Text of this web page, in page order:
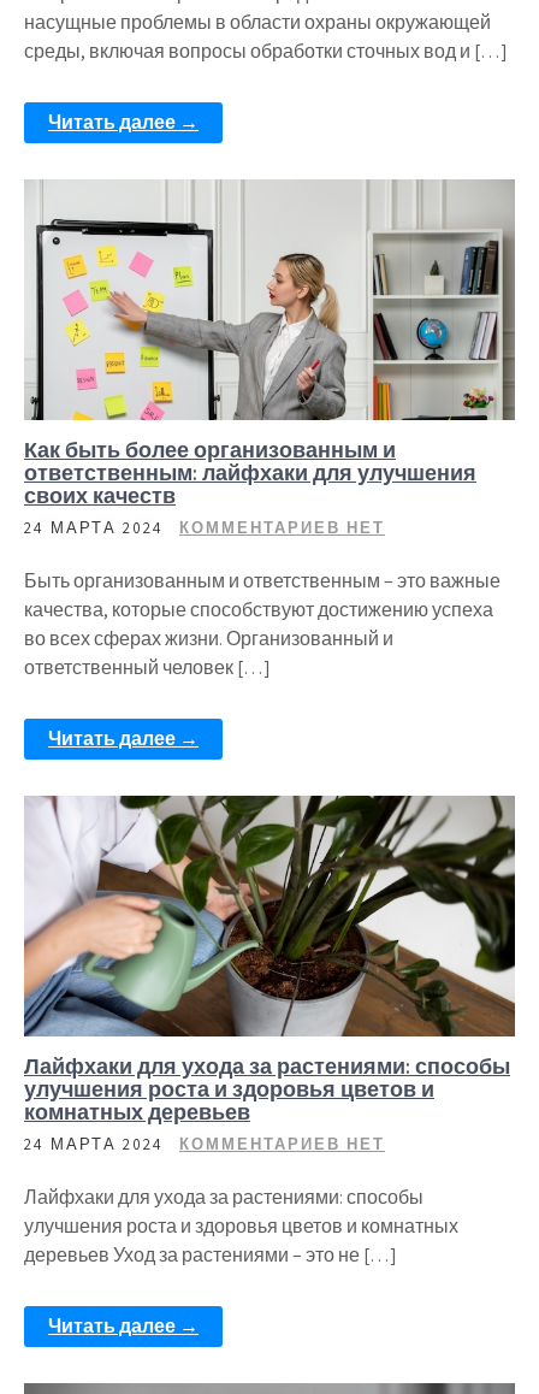
насущные проблемы в области охраны окружающей
среды, включая вопросы обработки сточных вод и […]
Читать далее →
Как быть более организованным и
ответственным: лайфхаки для улучшения
своих качеств
24 МАРТА 2024 КОММЕНТАРИЕВ НЕТ
Быть организованным и ответственным – это важные
качества, которые способствуют достижению успеха
во всех сферах жизни. Организованный и
ответственный человек […]
Читать далее →
Лайфхаки для ухода за растениями: способы
улучшения роста и здоровья цветов и
комнатных деревьев
24 МАРТА 2024 КОММЕНТАРИЕВ НЕТ
Лайфхаки для ухода за растениями: способы
улучшения роста и здоровья цветов и комнатных
деревьев Уход за растениями – это не […]
Читать далее →